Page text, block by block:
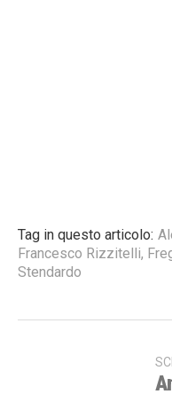
Tag in questo articolo:
Francesco Rizzitelli,
Stendardo